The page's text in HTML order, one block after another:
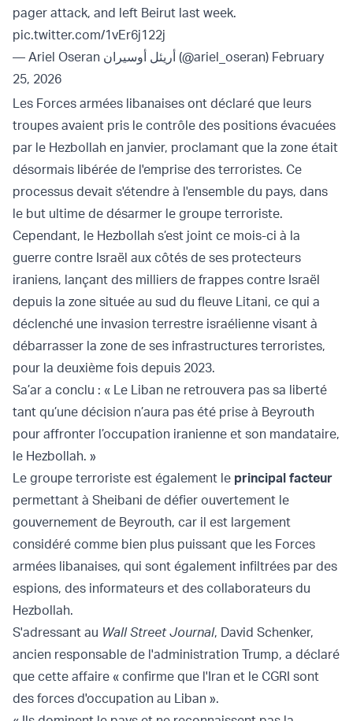
pager attack, and left Beirut last week.
pic.twitter.com/1vEr6j122j
— Ariel Oseran أريئل أوسيران (@ariel_oseran) February
25, 2026
Les Forces armées libanaises ont déclaré que leurs
troupes avaient pris le contrôle des positions évacuées
par le Hezbollah en janvier, proclamant que la zone était
désormais libérée de l'emprise des terroristes. Ce
processus devait s'étendre à l'ensemble du pays, dans
le but ultime de désarmer le groupe terroriste.
Cependant, le Hezbollah s’est joint ce mois-ci à la
guerre contre Israël aux côtés de ses protecteurs
iraniens, lançant des milliers de frappes contre Israël
depuis la zone située au sud du fleuve Litani, ce qui a
déclenché une invasion terrestre israélienne visant à
débarrasser la zone de ses infrastructures terroristes,
pour la deuxième fois depuis 2023.
Sa’ar a conclu : « Le Liban ne retrouvera pas sa liberté
tant qu’une décision n’aura pas été prise à Beyrouth
pour affronter l’occupation iranienne et son mandataire,
le Hezbollah. »
Le groupe terroriste est également le principal facteur
permettant à Sheibani de défier ouvertement le
gouvernement de Beyrouth, car il est largement
considéré comme bien plus puissant que les Forces
armées libanaises, qui sont également infiltrées par des
espions, des informateurs et des collaborateurs du
Hezbollah.
S'adressant au Wall Street Journal, David Schenker,
ancien responsable de l'administration Trump, a déclaré
que cette affaire « confirme que l'Iran et le CGRI sont
des forces d'occupation au Liban ».